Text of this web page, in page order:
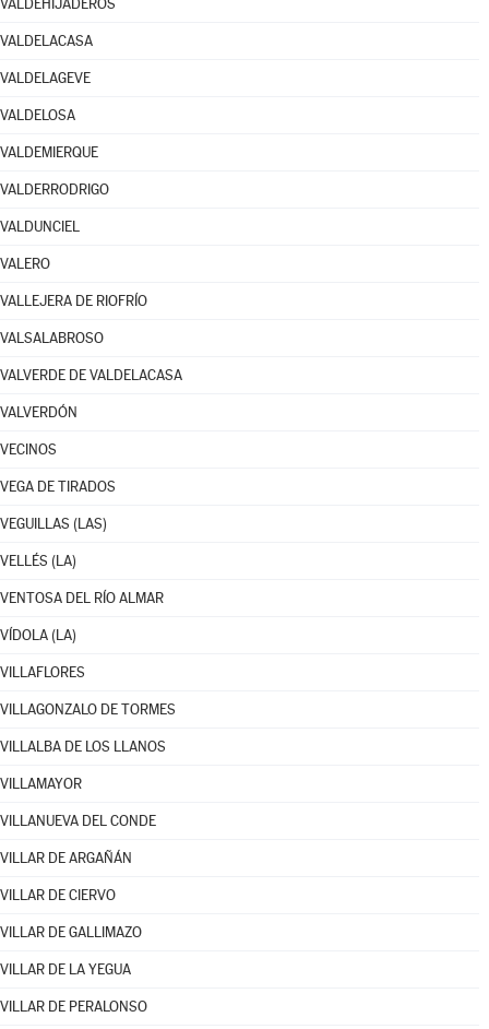
VALDEHIJADEROS
VALDELACASA
VALDELAGEVE
VALDELOSA
VALDEMIERQUE
VALDERRODRIGO
VALDUNCIEL
VALERO
VALLEJERA DE RIOFRÍO
VALSALABROSO
VALVERDE DE VALDELACASA
VALVERDÓN
VECINOS
VEGA DE TIRADOS
VEGUILLAS (LAS)
VELLÉS (LA)
VENTOSA DEL RÍO ALMAR
VÍDOLA (LA)
VILLAFLORES
VILLAGONZALO DE TORMES
VILLALBA DE LOS LLANOS
VILLAMAYOR
VILLANUEVA DEL CONDE
VILLAR DE ARGAÑÁN
VILLAR DE CIERVO
VILLAR DE GALLIMAZO
VILLAR DE LA YEGUA
VILLAR DE PERALONSO